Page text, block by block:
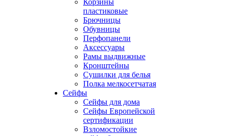
Корзины
пластиковые
Брючницы
Обувницы
Перфопанели
Аксессуары
Рамы выдвижные
Кронштейны
Сушилки для белья
Полка мелкосетчатая
Сейфы
Сейфы для дома
Сейфы Европейской
сертификации
Взломостойкие